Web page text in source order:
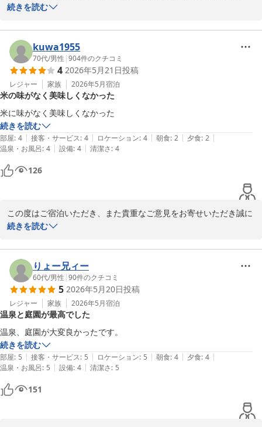
長年ご希望されていた温泉をお楽しみいただけたとのこと、大変嬉
何よりの喜びを感じております。また機会がございましたら、ぜひ
当館へお越しくださいませ。心よりお待ちしております。
玉造温泉 湯之助の宿 長楽園
2026-06-04
続きを読む
kuwa1955
70代/男性 |904件のクチコミ
4 2026年5月21日投稿
レジャー 家族 2026年5月宿泊
米の味がなく美味しくなかった
米に味がなく美味しくなかった
続きを読む
部屋: 4 | 接客・サービス: 4 | ロケーション: 4 | 朝食: 2 | 夕食: 2 |
温泉・お風呂: 4 | 設備: 4 | 清潔さ: 4
126
この度はご宿泊いただき、また貴重なご意見をお寄せいただき誠に
ありがとうございます。
んでした。当館では島根県産のお米を使用しておりますが、お客様
に美味しくお召し上がりいただけなかったことを真摯に受け止めて
おります。いただいたご意見を参考に、炊き上がりやご提供方法を
含め、よりご満足いただけるよう改善に努めてまいります。貴重な
ご感想をありがとうございました。
玉造温泉 湯之助の宿 長楽園
2026-05-25
続きを読む
りょー兄ィー
60代/男性 |90件のクチコミ
5 2026年5月20日投稿
レジャー 家族 2026年5月宿泊
温泉と庭園が最高でした
温泉、庭園が大変良かったです。
続きを読む
部屋: 5 | 接客・サービス: 5 | ロケーション: 5 | 朝食: 4 | 夕食: 4 |
温泉・お風呂: 5 | 設備: 4 | 清潔さ: 5
151